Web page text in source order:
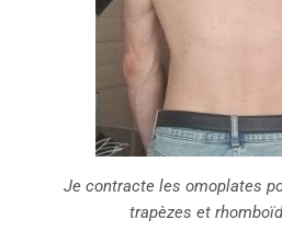
Je contracte les omoplates
trapèzes et